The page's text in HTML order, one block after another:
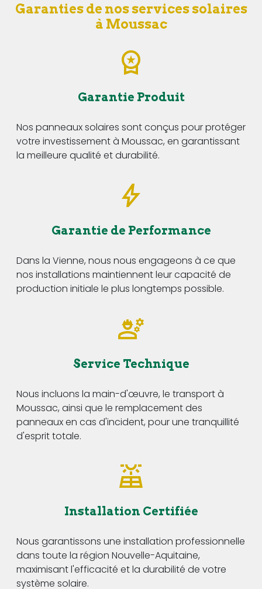
Garanties de nos services solaires
à Moussac
Garantie Produit
Nos panneaux solaires sont conçus pour protéger
votre investissement à Moussac, en garantissant
la meilleure qualité et durabilité.
Garantie de Performance
Dans la Vienne, nous nous engageons à ce que
nos installations maintiennent leur capacité de
production initiale le plus longtemps possible.
Service Technique
Nous incluons la main-d'œuvre, le transport à
Moussac, ainsi que le remplacement des
panneaux en cas d'incident, pour une tranquillité
d'esprit totale.
Installation Certifiée
Nous garantissons une installation professionnelle
dans toute la région Nouvelle-Aquitaine,
maximisant l'efficacité et la durabilité de votre
système solaire.